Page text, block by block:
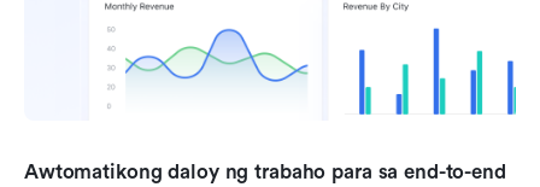
Awtomatikong daloy ng trabaho para sa end-to-end